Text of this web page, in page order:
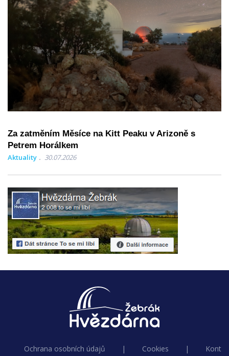
Za zatměním Měsíce na Kitt Peaku v Arizoně s
Petrem Horálkem
Aktuality 30.07.2026
Ochrana osobních údajů | Cookies |